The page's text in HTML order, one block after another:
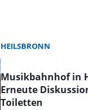
HEILSBRONN
Musikbahnhof in
Erneute
Toiletten